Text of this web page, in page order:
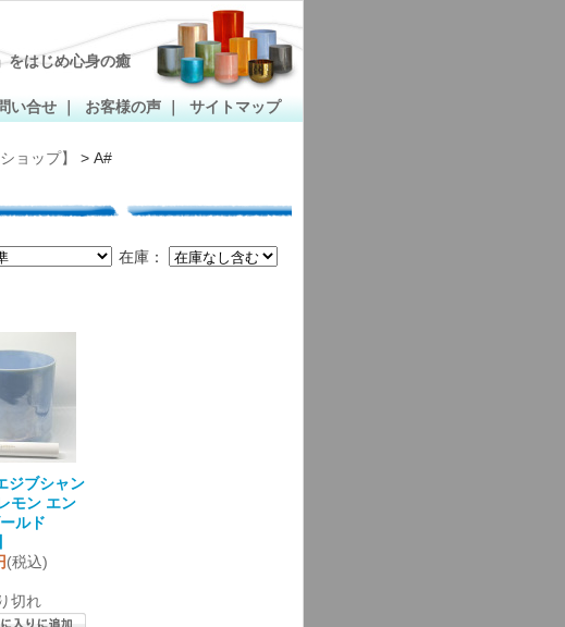
をはじめ心身の癒
い合せ お客様の声 サイトマップ
ョップ】 > A#
在庫：
ジブシャン
モン エン
ルド
(税込)
切れ